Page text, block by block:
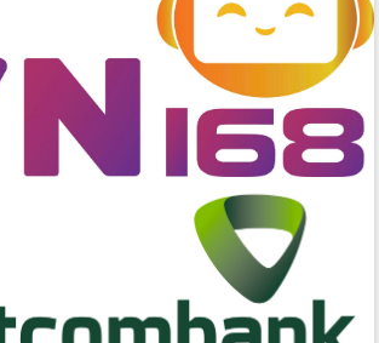
ứng Ngày
Việt Nam
chính, quyết
trưởng
ủy Ủy Ban